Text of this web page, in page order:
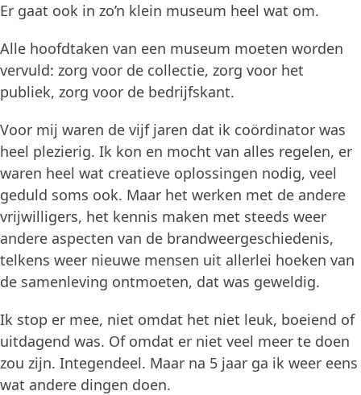
Er gaat ook in zo’n klein museum heel wat om.
Alle hoofdtaken van een museum moeten worden
vervuld: zorg voor de collectie, zorg voor het
publiek, zorg voor de bedrijfskant.
Voor mij waren de vijf jaren dat ik coördinator was
heel plezierig. Ik kon en mocht van alles regelen, er
waren heel wat creatieve oplossingen nodig, veel
geduld soms ook. Maar het werken met de andere
vrijwilligers, het kennis maken met steeds weer
andere aspecten van de brandweergeschiedenis,
telkens weer nieuwe mensen uit allerlei hoeken van
de samenleving ontmoeten, dat was geweldig.
Ik stop er mee, niet omdat het niet leuk, boeiend of
uitdagend was. Of omdat er niet veel meer te doen
zou zijn. Integendeel. Maar na 5 jaar ga ik weer eens
wat andere dingen doen.